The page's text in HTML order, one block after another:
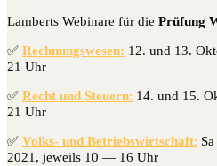
Lam­berts Web­i­na­re für die Prü­fung
✅ Rech­nungs­we­sen: 12. und 13.
21 Uhr
✅ Recht und Steu­ern: 14. und 15.
21 Uhr
✅ Volks- und Betriebs­wirt­schaft:
2021, jeweils 10 — 16 Uhr